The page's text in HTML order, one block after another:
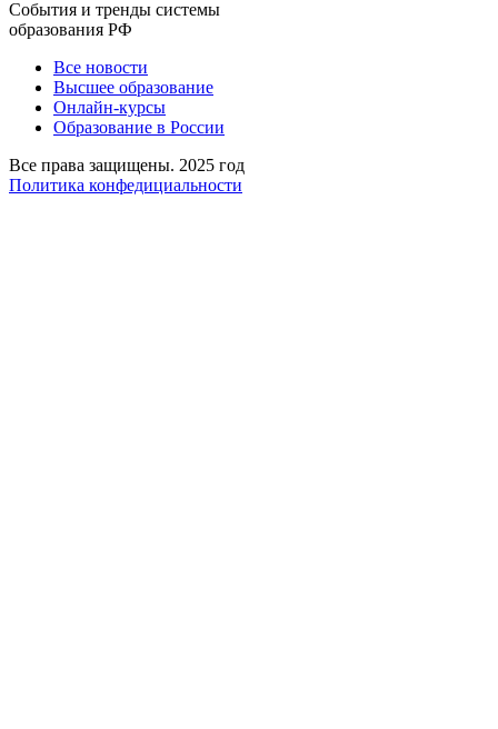
События и тренды системы
образования РФ
Все новости
Высшее образование
Онлайн-курсы
Образование в России
Все права защищены. 2025 год
Политика конфедициальности